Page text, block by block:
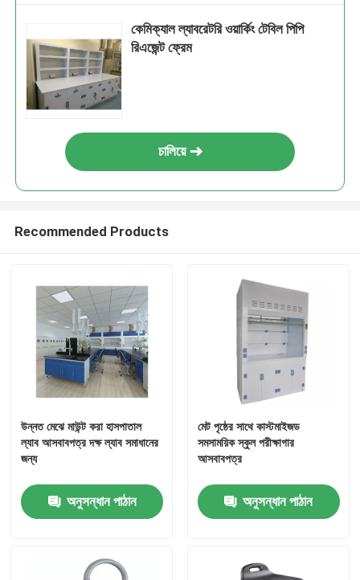
বাড়ি
কেমিক্যাল ল্যাবরেটরি ওয়ার্কিং টেবিল পিপি
রিএজেন্ট ফ্রেম
চালিয়ে
Recommended Products
উন্নত মেঝে মাউন্ট করা হাসপাতাল
ল্যাব আসবাবপত্র দক্ষ ল্যাব সমাধানের
জন্য
অনুসন্ধান পাঠান
মেট পৃষ্ঠের সাথে কাস্টমাইজড
সমসাময়িক স্কুল পরীক্ষাগার
আসবাবপত্র
অনুসন্ধান পাঠান